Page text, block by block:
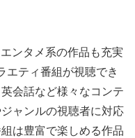
ンタメ系の作品も充実
エティ番組が視聴でき
会話など様々なコンテ
ャンルの視聴者に対応
は豊富で楽しめる作品